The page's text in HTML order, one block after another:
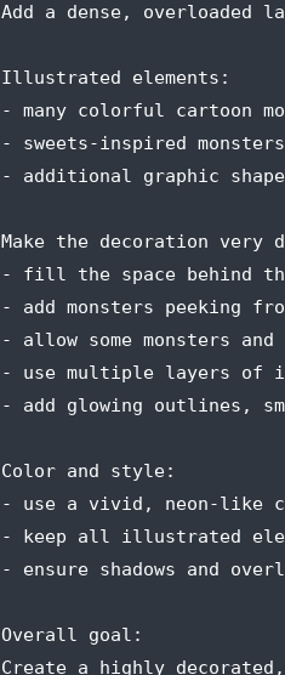
Add a dense,
Illustrated elements:
- many colorful cartoon
- sweets-inspired
- additional graphic
Make the decoration very
- fill the space behind the
- add monsters peeking
- allow some monsters
- use multiple layers of
- add glowing outlines,
Color and style:
- use a vivid, neon-like
- keep all illustrated
- ensure shadows and
Overall goal:
Create a highly